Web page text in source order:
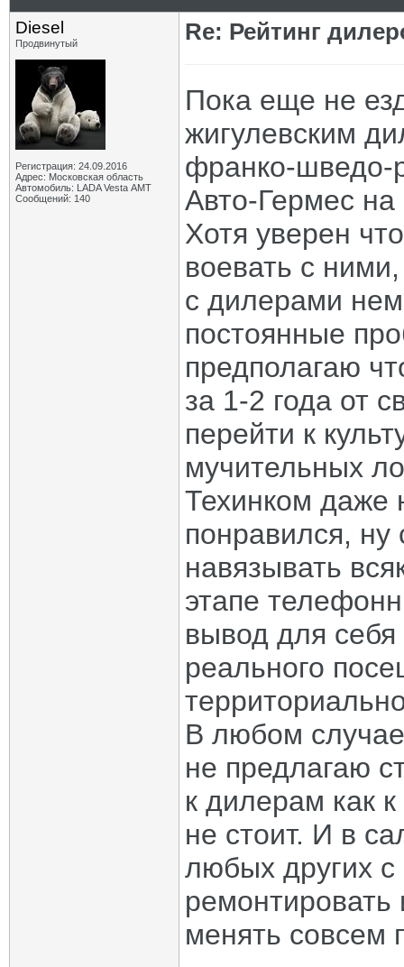
Diesel
Продвинутый
Регистрация: 24.09.2016
Адрес: Московская область
Автомобиль: LADA Vesta АМТ
Сообщений: 140
Re: Рейтинг
Пока еще не
жигулевским
франко-шведо-
Авто-Гермес
Хотя уверен
воевать с
с дилерами
постоянные
предполагаю
за 1-2 года от
перейти к
мучительных
Техинком даже
понравился,
навязывать
этапе
вывод для
реального
В любом
не предлагаю
к дилерам как
не стоит. И в
любых других c
ремонтировать
менять совсем